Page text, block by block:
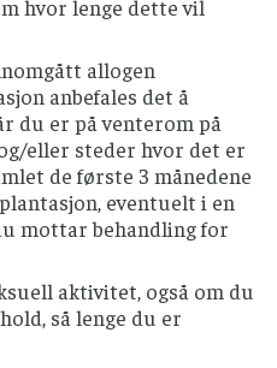
innpakking, unngå
som er røstet og
flaskevann
brønner som ikke har
eksempel hytter).
bør
hvor lenge dette vil
allogen
anbefales det å
du er på venterom på
eller steder hvor det er
de første 3 månedene
eventuelt i en
mottar behandling for
aktivitet, også om du
så lenge du er